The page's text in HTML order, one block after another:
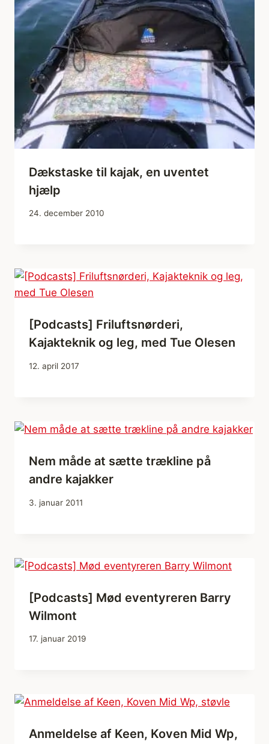
Dækstaske til kajak, en uventet
hjælp
24. december 2010
[Podcasts] Friluftsnørderi,
Kajakteknik og leg, med Tue Olesen
12. april 2017
Nem måde at sætte trækline på
andre kajakker
3. januar 2011
[Podcasts] Mød eventyreren Barry
Wilmont
17. januar 2019
Anmeldelse af Keen, Koven Mid Wp,